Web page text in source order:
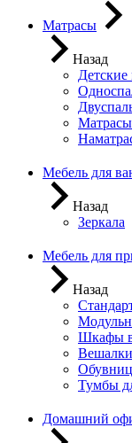
Матрасы
Назад
Детские
Мебель для
Назад
Зеркала
Мебель для
Назад
Шкафы
Тумбы
Домашний